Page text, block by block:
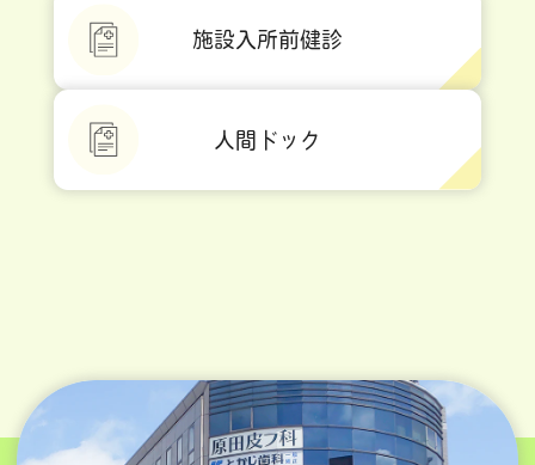
施設入所前健診
人間ドック